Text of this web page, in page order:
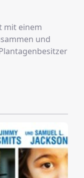
mit einem
und